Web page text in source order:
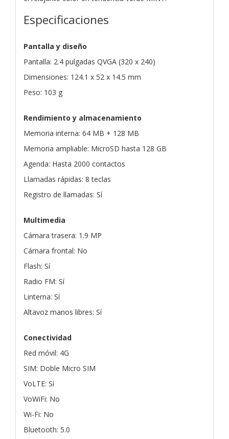
Especificaciones
Pantalla y diseño
Pantalla: 2.4 pulgadas QVGA (320 x 240)
Dimensiones: 124.1 x 52 x 14.5 mm
Peso: 103 g
Rendimiento y almacenamiento
Memoria interna: 64 MB + 128 MB
Memoria ampliable: MicroSD hasta 128 GB
Agenda: Hasta 2000 contactos
Llamadas rápidas: 8 teclas
Registro de llamadas: Sí
Multimedia
Cámara trasera: 1.9 MP
Cámara frontal: No
Flash: Sí
Radio FM: Sí
Linterna: Sí
Altavoz manos libres: Sí
Conectividad
Red móvil: 4G
SIM: Doble Micro SIM
VoLTE: Sí
VoWiFi: No
Wi-Fi: No
Bluetooth: 5.0